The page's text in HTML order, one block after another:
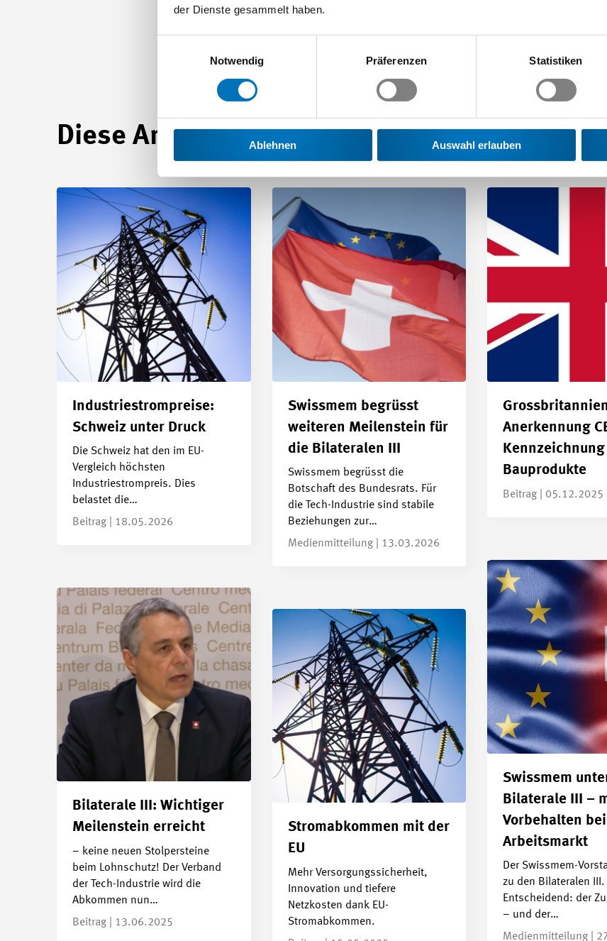
der Dienste gesammelt haben.
Notwendig
Präferenzen Statistiken
Ablehnen Auswahl erlauben
Diese Artikel könnten Sie interessieren
Industriestrompreise:
Schweiz unter Druck
Die Schweiz hat den im EU-
Vergleich höchsten
Industriestrompreis. Dies
belastet die…
Beitrag | 18.05.2026
Swissmem begrüsst
weiteren Meilenstein für
die Bilateralen III
Swissmem begrüsst die
Botschaft des Bundesrats. Für
die Tech-Industrie sind stabile
Beziehungen zur…
Medienmitteilung | 13.03.2026
Anerkennung
Bauprodukte
Beitrag | 05.12.2025
Swissmem
Bilaterale III –
Vorbehalten
Arbeitsmarkt
Der Swissmem-
zu den Bilateralen III.
Entscheidend: der
– und der…
Medienmitteilung |
Bilaterale III: Wichtiger
Meilenstein erreicht
– keine neuen Stolpersteine
beim Lohnschutz! Der Verband
der Tech-Industrie wird die
Abkommen nun…
Beitrag | 13.06.2025
Stromabkommen mit der
EU
Mehr Versorgungssicherheit,
Innovation und tiefere
Netzkosten dank EU-
Stromabkommen.